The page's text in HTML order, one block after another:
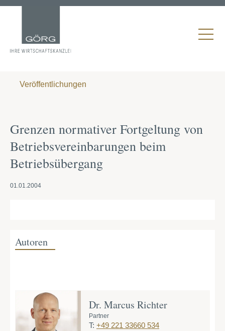
Veröffentlichungen
Grenzen normativer Fortgeltung von
Betriebsvereinbarungen beim
Betriebsübergang
01.01.2004
Autoren
Dr. Marcus Richter
Partner
T: +49 221 33660 534